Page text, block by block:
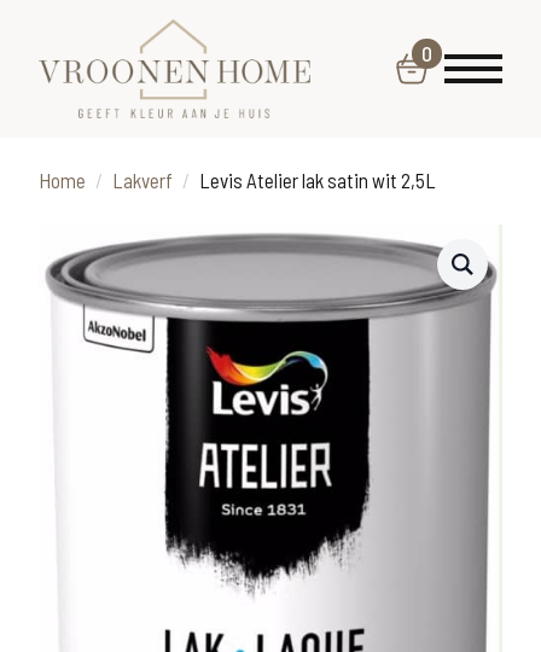
0
Home Lakverf Levis Atelier lak satin wit 2,5L